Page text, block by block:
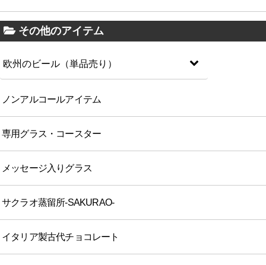
その他のアイテム
欧州のビール（単品売り）
ノンアルコールアイテム
専用グラス・コースター
メッセージ入りグラス
サクラオ蒸留所-SAKURAO-
イタリア製古代チョコレート